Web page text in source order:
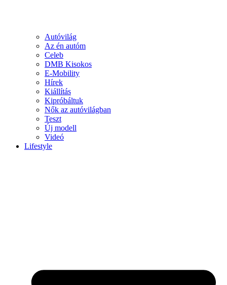
Autóvilág
Az én autóm
Celeb
DMB Kisokos
E-Mobility
Hírek
Kiállítás
Kipróbáltuk
Nők az autóvilágban
Teszt
Új modell
Videó
Lifestyle